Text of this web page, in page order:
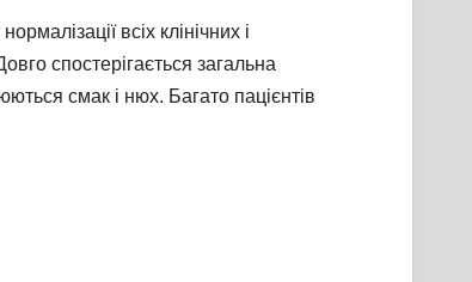
всіх клінічних і
спостерігається загальна
смак і нюх. Багато пацієнтів